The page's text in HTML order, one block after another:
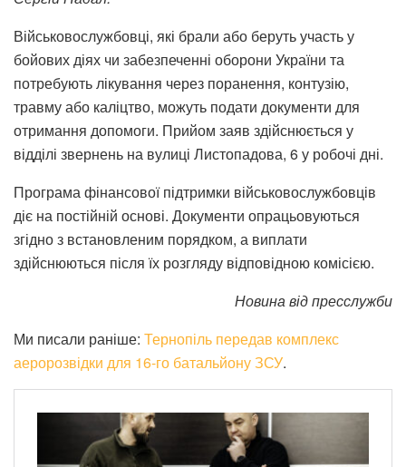
Військовослужбовці, які брали або беруть участь у
бойових діях чи забезпеченні оборони України та
потребують лікування через поранення, контузію,
травму або каліцтво, можуть подати документи для
отримання допомоги. Прийом заяв здійснюється у
відділі звернень на вулиці Листопадова, 6 у робочі дні.
Програма фінансової підтримки військовослужбовців
діє на постійній основі. Документи опрацьовуються
згідно з встановленим порядком, а виплати
здійснюються після їх розгляду відповідною комісією.
Новина від пресслужби
Ми писали раніше: Тернопіль передав комплекс
аеророзвідки для 16-го батальйону ЗСУ.